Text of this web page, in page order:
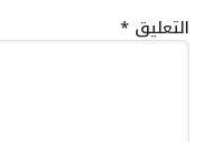
التعليق *